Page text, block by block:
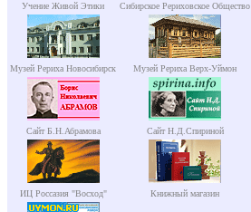
Учение Живой Этики Сибирское Рериховское Общество
Музей Рериха Новосибирск Музей Рериха Верх-Уймон
Сайт Б.Н.Абрамова Сайт Н.Д.Спириной
ИЦ Россазия "Восход" Книжный магазин